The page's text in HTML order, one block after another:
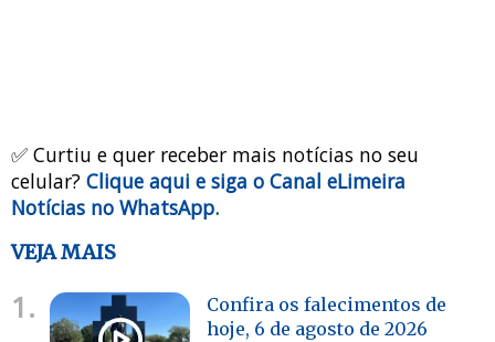
✅ Curtiu e quer receber mais notícias no seu
celular? Clique aqui e siga o Canal eLimeira
Notícias no WhatsApp.
VEJA MAIS
1.
Confira os falecimentos de
hoje, 6 de agosto de 2026